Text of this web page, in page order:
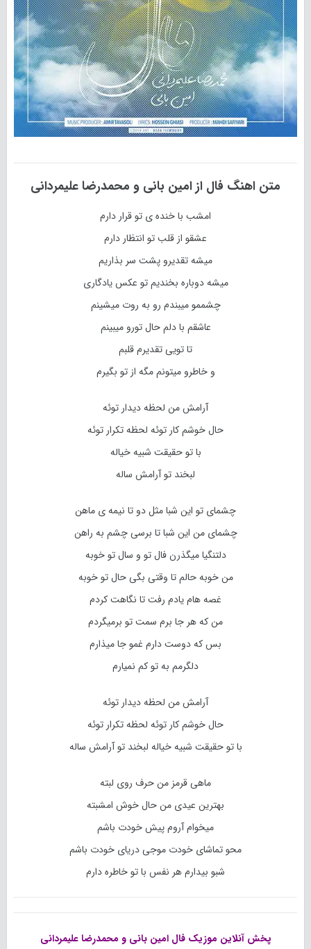
متن اهنگ فال از امین بانی و محمدرضا علیمردانی
امشب با خنده ی تو قرار دارم
عشقو از قلب تو انتظار دارم
میشه تقدیرو پشت سر بذاریم
میشه دوباره بخندیم تو عکس یادگاری
چشممو میبندم رو به روت میشینم
عاشقم با دلم حال تورو میبینم
تا تویی تقدیرم قلبم
و خاطرو میتونم مگه از تو بگیرم
آرامش من لحظه دیدار توئه
حال خوشم کار توئه لحظه تکرار توئه
با تو حقیقت شبیه خیاله
لبخند تو آرامش ساله
چشمای تو این شبا مثل دو تا نیمه ی ماهن
چشمای من این شبا تا برسی چشم به راهن
دلتنگیا میگذرن فال تو و سال تو خوبه
من خوبه حالم تا وقتی بگی حال تو خوبه
غصه هام یادم رفت تا نگاهت کردم
من که هر جا برم سمت تو برمیگردم
بس که دوست دارم غمو جا میذارم
دلگرمم به تو کم نمیارم
آرامش من لحظه دیدار توئه
حال خوشم کار توئه لحظه تکرار توئه
با تو حقیقت شبیه خیاله لبخند تو آرامش ساله
ماهی قرمز من حرف روی لبته
بهترین عیدی من حال خوش امشبته
میخوام آروم پیش خودت باشم
محو تماشای خودت موجی دریای خودت باشم
شبو بیدارم هر نفس با تو خاطره دارم
پخش آنلاین موزیک فالامین بانی و محمدرضا علیمردانی